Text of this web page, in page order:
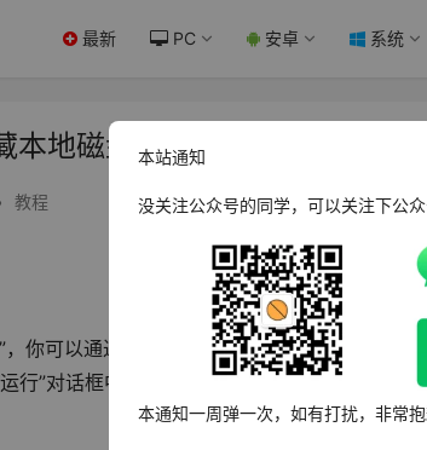
最新 PC 安卓 系统
地磁盘驱动器 - 果核剥壳
教程
你可以通过在开始菜单的搜索框中输入“计算机
行”对话框中输入“compmgmt.msc”，然后按下
本站通知
没关注公众号的同学，可以关注下公
本通知一周弹一次，如有打扰，非常抱